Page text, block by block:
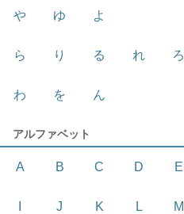
や ゆ よ
ら り る れ ろ
わ を ん
アルファベット
A B C D E
J K L M